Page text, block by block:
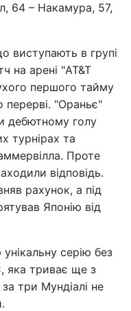
64 – Накамура, 57,
виступають в групі
на арені "AT&T
першого тайму
перерві. "Ораньє"
дебютному голу
турнірах та
Проте
відповідь.
рахунок, а під
Японію від
серію без
яка триває ще з
три Мундіалі не